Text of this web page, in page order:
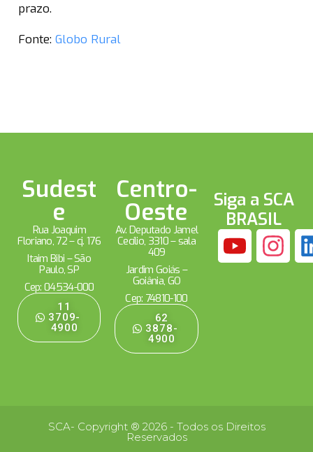
prazo.
Fonte: Globo Rural
Sudest
e
Rua Joaquim
Floriano, 72 – cj. 176
Itaim Bibi – São
Paulo, SP
Cep: 04534-000
11
3709-
4900
Centro-
Oeste
Av. Deputado Jamel
Cecílio, 3310 – sala
409
Jardim Goiás –
Goiânia, GO
Cep: 74810-100
62
3878-
4900
Siga a SCA
BRASIL
SCA- Copyright ® 2026 - Todos os Direitos
Reservados